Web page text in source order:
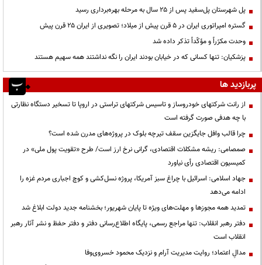
پل شهرستان پل‌سفید پس از ۲۵ سال به مرحله بهره‌برداری رسید
گستره امپراتوری ایران در ۵ قرن پیش از میلاد؛ تصویری از ایران ۲۵ قرن پیش
وحدت مکرّراً و مؤکّداً تذکر داده شد
پزشکیان: تنها کسانی که در خیابان بودند ایران را نگه نداشتند همه سهیم هستند
پربازدید ها
از رانت‌ شرکتهای خودروساز و تاسیس شرکتهای تراستی در اروپا تا تسخیر دستگاه نظارتی
با چه هدفی صورت گرفته است
چرا قالب وافل جایگزین سقف تیرچه بلوک در پروژه‌های مدرن شده است؟
صمصامی: ریشه مشکلات اقتصادی، گرانی نرخ ارز است/ طرح «تقویت پول ملی» در
کمیسیون اقتصادی رأی نیاورد
جهاد اسلامی: اسرائیل با چراغ سبز آمریکا، پروژه نسل‌کشی و کوچ اجباری مردم غزه را
ادامه می‌دهد
تمدید همه مجوزها و مهلت‌های ویژه تا پایان شهریور؛ بخشنامه جدید دولت ابلاغ شد
دفتر رهبر انقلاب: تنها مراجع رسمی، پایگاه اطلاع‌رسانی دفتر و دفتر حفظ و نشر آثار رهبر
انقلاب است
مدالِ اعتماد؛ روایت مدیریت آرام و نزدیک محمود خسروی‌وفا